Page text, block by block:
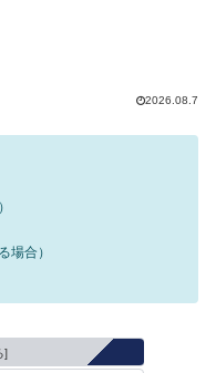
2026.08.7
場合）